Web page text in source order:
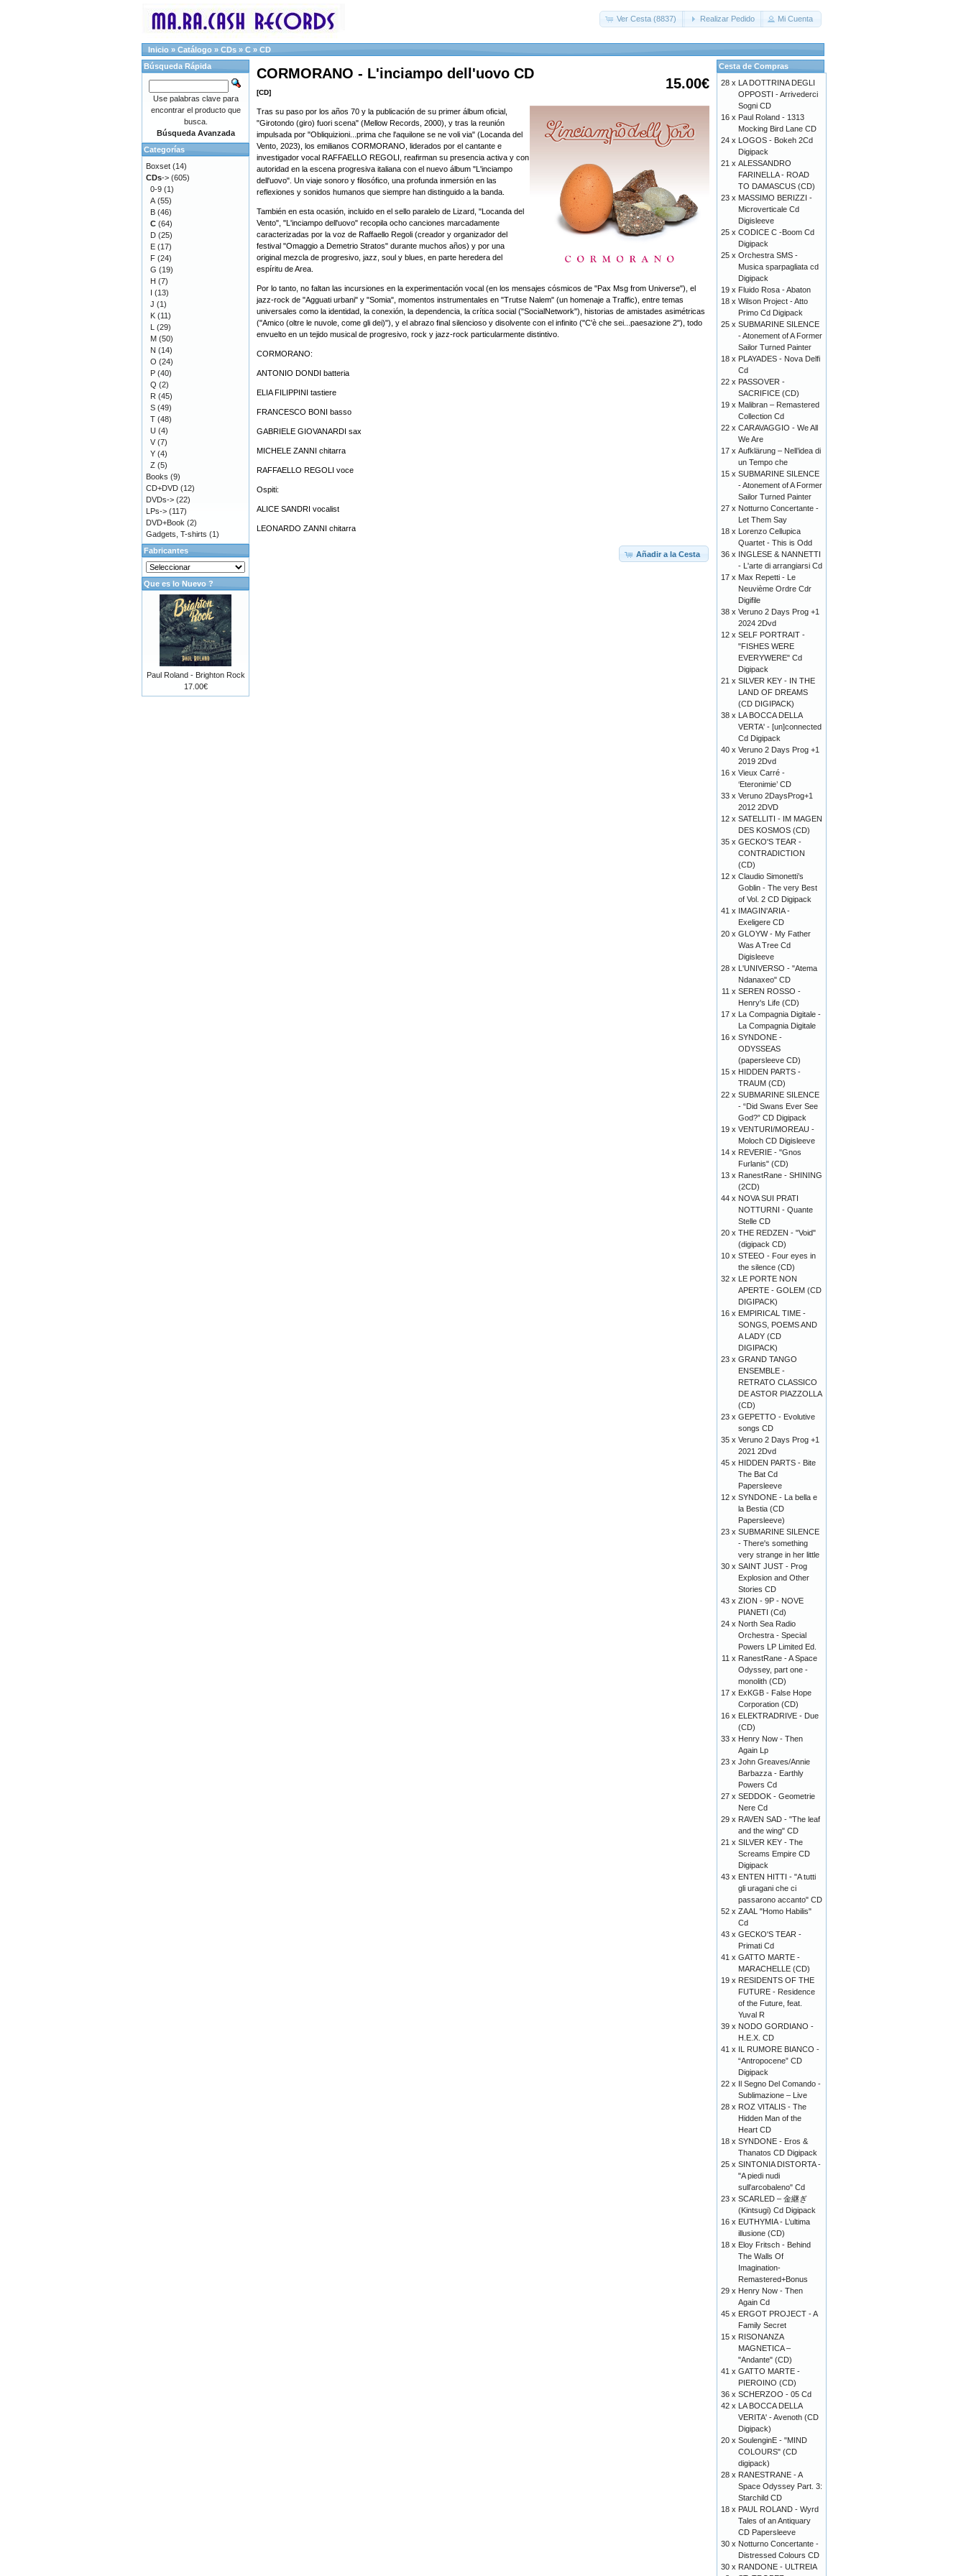
Ver Cesta (8837) Realizar Pedido Mi Cuenta
Inicio » Catálogo » CDs » C » CD
15.00€
CORMORANO - L'inciampo dell'uovo CD
[CD]
Tras su paso por los años 70 y la publicación de su primer álbum oficial,
"Girotondo (giro) fuori scena" (Mellow Records, 2000), y tras la reunión
impulsada por "Obliquizioni...prima che l'aquilone se ne voli via" (Locanda del
Vento, 2023), los emilianos CORMORANO, liderados por el cantante e
investigador vocal RAFFAELLO REGOLI, reafirman su presencia activa y con
autoridad en la escena progresiva italiana con el nuevo álbum "L'inciampo
dell'uovo". Un viaje sonoro y filosófico, una profunda inmersión en las
reflexiones y sonidos humanos que siempre han distinguido a la banda.
También en esta ocasión, incluido en el sello paralelo de Lizard, "Locanda del
Vento", "L'inciampo dell'uovo" recopila ocho canciones marcadamente
caracterizadas por la voz de Raffaello Regoli (creador y organizador del
festival "Omaggio a Demetrio Stratos" durante muchos años) y por una
original mezcla de progresivo, jazz, soul y blues, en parte heredera del
espíritu de Area.
Por lo tanto, no faltan las incursiones en la experimentación vocal (en los mensajes cósmicos de "Pax Msg from Universe"), el
jazz-rock de "Agguati urbani" y "Somia", momentos instrumentales en "Trutse Nalem" (un homenaje a Traffic), entre temas
universales como la identidad, la conexión, la dependencia, la crítica social ("SocialNetwork"), historias de amistades asimétricas
("Amico (oltre le nuvole, come gli dei)"), y el abrazo final silencioso y disolvente con el infinito ("C'è che sei...paesazione 2"), todo
envuelto en un tejido musical de progresivo, rock y jazz-rock particularmente distintivo.
CORMORANO:
ANTONIO DONDI batteria
ELIA FILIPPINI tastiere
FRANCESCO BONI basso
GABRIELE GIOVANARDI sax
MICHELE ZANNI chitarra
RAFFAELLO REGOLI voce
Ospiti:
ALICE SANDRI vocalist
LEONARDO ZANNI chitarra
Añadir a la Cesta
Búsqueda Rápida
Use palabras clave para
encontrar el producto que
busca.
Búsqueda Avanzada
Categorías
Boxset (14)
CDs-> (605)
0-9 (1)
A (55)
B (46)
C (64)
D (25)
E (17)
F (24)
G (19)
H (7)
I (13)
J (1)
K (11)
L (29)
M (50)
N (14)
O (24)
P (40)
Q (2)
R (45)
S (49)
T (48)
U (4)
V (7)
Y (4)
Z (5)
Books (9)
CD+DVD (12)
DVDs-> (22)
LPs-> (117)
DVD+Book (2)
Gadgets, T-shirts (1)
Fabricantes
Que es lo Nuevo ?
Paul Roland - Brighton Rock
17.00€
Cesta de Compras
28 x LA DOTTRINA DEGLI
OPPOSTI - Arrivederci
Sogni CD
16 x Paul Roland - 1313
Mocking Bird Lane CD
24 x LOGOS - Bokeh 2Cd
Digipack
21 x ALESSANDRO
FARINELLA - ROAD
TO DAMASCUS (CD)
23 x MASSIMO BERIZZI -
Microverticale Cd
Digisleeve
25 x CODICE C -Boom Cd
Digipack
25 x Orchestra SMS -
Musica sparpagliata cd
Digipack
19 x Fluido Rosa - Abaton
18 x Wilson Project - Atto
Primo Cd Digipack
25 x SUBMARINE SILENCE
- Atonement of A Former
Sailor Turned Painter
18 x PLAYADES - Nova Delfi
Cd
22 x PASSOVER -
SACRIFICE (CD)
19 x Malibran – Remastered
Collection Cd
22 x CARAVAGGIO - We All
We Are
17 x Aufklärung – Nell’idea di
un Tempo che
15 x SUBMARINE SILENCE
- Atonement of A Former
Sailor Turned Painter
27 x Notturno Concertante -
Let Them Say
18 x Lorenzo Cellupica
Quartet - This is Odd
36 x INGLESE & NANNETTI
- L'arte di arrangiarsi Cd
17 x Max Repetti - Le
Neuvième Ordre Cdr
Digifile
38 x Veruno 2 Days Prog +1
2024 2Dvd
12 x SELF PORTRAIT -
"FISHES WERE
EVERYWERE" Cd
Digipack
21 x SILVER KEY - IN THE
LAND OF DREAMS
(CD DIGIPACK)
38 x LA BOCCA DELLA
VERTA' - [un]connected
Cd Digipack
40 x Veruno 2 Days Prog +1
2019 2Dvd
16 x Vieux Carré -
‘Eteronimie’ CD
33 x Veruno 2DaysProg+1
2012 2DVD
12 x SATELLITI - IM MAGEN
DES KOSMOS (CD)
35 x GECKO'S TEAR -
CONTRADICTION
(CD)
12 x Claudio Simonetti’s
Goblin - The very Best
of Vol. 2 CD Digipack
41 x IMAGIN'ARIA -
Exeligere CD
20 x GLOYW - My Father
Was A Tree Cd
Digisleeve
28 x L'UNIVERSO - "Atema
Ndanaxeo" CD
11 x SEREN ROSSO -
Henry's Life (CD)
17 x La Compagnia Digitale -
La Compagnia Digitale
16 x SYNDONE -
ODYSSEAS
(papersleeve CD)
15 x HIDDEN PARTS -
TRAUM (CD)
22 x SUBMARINE SILENCE
- “Did Swans Ever See
God?” CD Digipack
19 x VENTURI/MOREAU -
Moloch CD Digisleeve
14 x REVERIE - "Gnos
Furlanis" (CD)
13 x RanestRane - SHINING
(2CD)
44 x NOVA SUI PRATI
NOTTURNI - Quante
Stelle CD
20 x THE REDZEN - "Void"
(digipack CD)
10 x STEEO - Four eyes in
the silence (CD)
32 x LE PORTE NON
APERTE - GOLEM (CD
DIGIPACK)
16 x EMPIRICAL TIME -
SONGS, POEMS AND
A LADY (CD
DIGIPACK)
23 x GRAND TANGO
ENSEMBLE -
RETRATO CLASSICO
DE ASTOR PIAZZOLLA
(CD)
23 x GEPETTO - Evolutive
songs CD
35 x Veruno 2 Days Prog +1
2021 2Dvd
45 x HIDDEN PARTS - Bite
The Bat Cd
Papersleeve
12 x SYNDONE - La bella e
la Bestia (CD
Papersleeve)
23 x SUBMARINE SILENCE
- There's something
very strange in her little
30 x SAINT JUST - Prog
Explosion and Other
Stories CD
43 x ZION - 9P - NOVE
PIANETI (Cd)
24 x North Sea Radio
Orchestra - Special
Powers LP Limited Ed.
11 x RanestRane - A Space
Odyssey, part one -
monolith (CD)
17 x ExKGB - False Hope
Corporation (CD)
16 x ELEKTRADRIVE - Due
(CD)
33 x Henry Now - Then
Again Lp
23 x John Greaves/Annie
Barbazza - Earthly
Powers Cd
27 x SEDDOK - Geometrie
Nere Cd
29 x RAVEN SAD - "The leaf
and the wing" CD
21 x SILVER KEY - The
Screams Empire CD
Digipack
43 x ENTEN HITTI - "A tutti
gli uragani che ci
passarono accanto" CD
52 x ZAAL "Homo Habilis"
Cd
43 x GECKO'S TEAR -
Primati Cd
41 x GATTO MARTE -
MARACHELLE (CD)
19 x RESIDENTS OF THE
FUTURE - Residence
of the Future, feat.
Yuval R
39 x NODO GORDIANO -
H.E.X. CD
41 x IL RUMORE BIANCO -
“Antropocene” CD
Digipack
22 x Il Segno Del Comando -
Sublimazione – Live
28 x ROZ VITALIS - The
Hidden Man of the
Heart CD
18 x SYNDONE - Eros &
Thanatos CD Digipack
25 x SINTONIA DISTORTA -
"A piedi nudi
sull'arcobaleno" Cd
23 x SCARLED – 金継ぎ
(Kintsugi) Cd Digipack
16 x EUTHYMIA - L’ultima
illusione (CD)
18 x Eloy Fritsch - Behind
The Walls Of
Imagination-
Remastered+Bonus
29 x Henry Now - Then
Again Cd
45 x ERGOT PROJECT - A
Family Secret
15 x RISONANZA
MAGNETICA –
"Andante" (CD)
41 x GATTO MARTE -
PIEROINO (CD)
36 x SCHERZOO - 05 Cd
42 x LA BOCCA DELLA
VERITA' - Avenoth (CD
Digipack)
20 x SoulenginE - "MIND
COLOURS" (CD
digipack)
28 x RANESTRANE - A
Space Odyssey Part. 3:
Starchild CD
18 x PAUL ROLAND - Wyrd
Tales of an Antiquary
CD Papersleeve
30 x Notturno Concertante -
Distressed Colours CD
30 x RANDONE - ULTREIA